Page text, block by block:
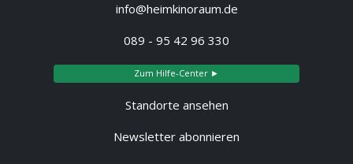
info@heimkinoraum.de
089 - 95 42 96 330
Zum Hilfe-Center ►
Standorte ansehen
Newsletter abonnieren